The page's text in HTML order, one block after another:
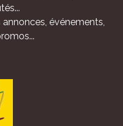
événements,